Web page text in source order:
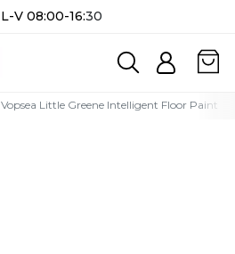
L-V 08:00-16:30
Vopsea Little Greene Intelligent Floor Paint